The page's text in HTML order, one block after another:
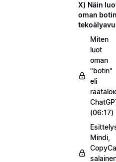
X) Näin
oman
Miten
luot
oman
"botin"
eli
(06:17)
Mindi,